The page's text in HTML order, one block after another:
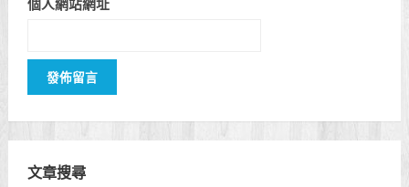
個人網站網址
文章搜尋